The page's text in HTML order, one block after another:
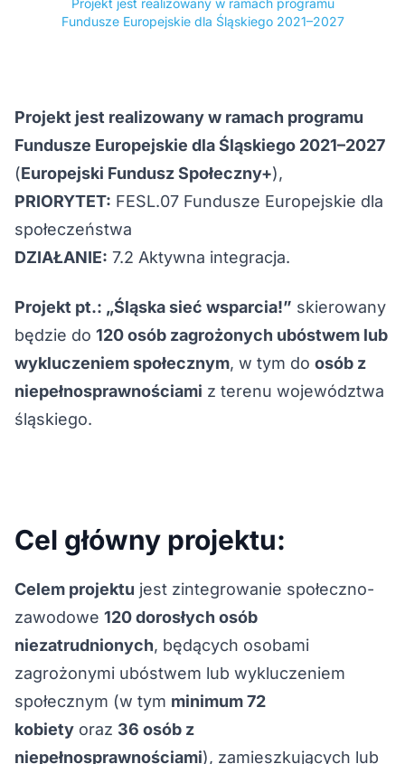
Fundusze Europejskie dla Śląskiego 2021–2027
Projekt jest realizowany w ramach programu
Fundusze Europejskie dla Śląskiego 2021–2027
(Europejski Fundusz Społeczny+),
PRIORYTET: FESL.07 Fundusze Europejskie dla
społeczeństwa
DZIAŁANIE: 7.2 Aktywna integracja.
Projekt pt.: „Śląska sieć wsparcia!” skierowany
będzie do 120 osób zagrożonych ubóstwem lub
wykluczeniem społecznym, w tym do osób z
niepełnosprawnościami z terenu województwa
śląskiego.
Cel główny projektu:
Celem projektu jest zintegrowanie społeczno-
zawodowe 120 dorosłych osób
niezatrudnionych, będących osobami
zagrożonymi ubóstwem lub wykluczeniem
społecznym (w tym minimum 72
kobiety oraz 36 osób z
niepełnosprawnościami), zamieszkujących lub